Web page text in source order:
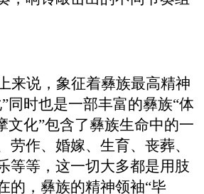
来说，象征着彝族最高精神
同时也是一部丰富的彝族“体
文化”包含了彝族生命中的一
劳作、婚嫁、生育、丧葬、
等等，这一切大多都是用肢
的，彝族的精神领袖“毕